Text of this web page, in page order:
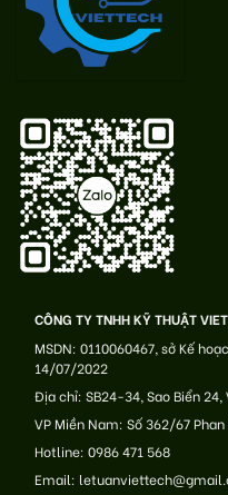
CÔNG TY TNHH KỸ THUẬT
MSDN: 0110060467, sở Kế
14/07/2022
Địa chỉ: SB24-34, Sao Biển 24,
VP Miền Nam: Số 362/67 Phan
Hotline: 0986 471 568
Email: